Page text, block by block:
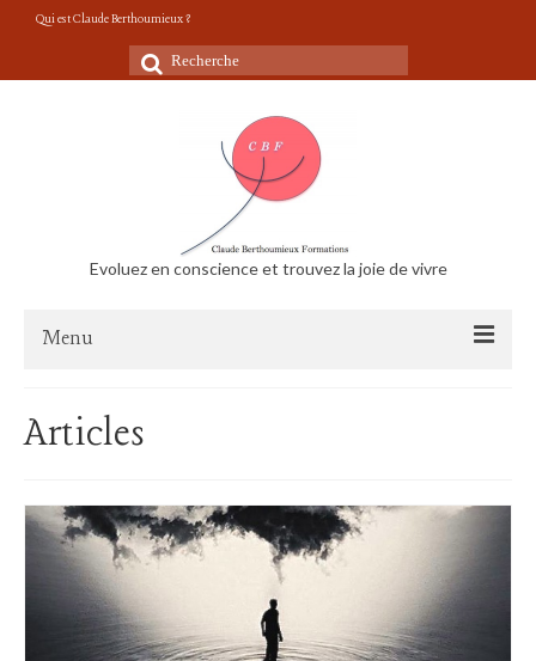
Qui est Claude Berthoumieux ?
Rechercher
:
Evoluez en conscience et trouvez la joie de vivre
Menu
Le travail m’épuise, suis-je menacé de burnout?
Faire Face à une personne agressive
Que faire après un traumatisme?
L’onde de choc des attentats, vivre après le traumatisme
Articles